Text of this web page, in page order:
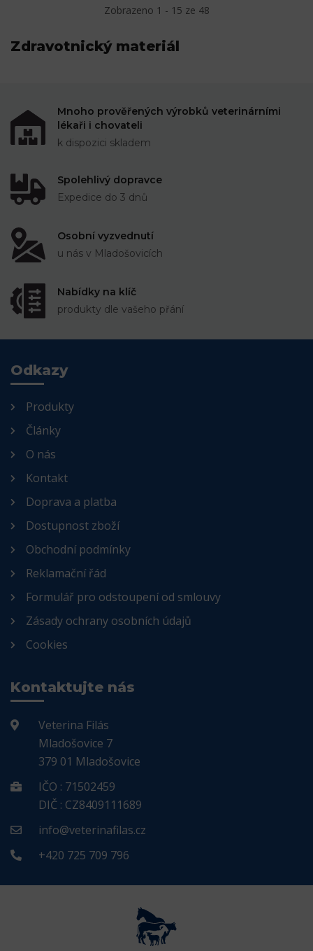
Zobrazeno 1 - 15 ze 48
Zdravotnický materiál
Mnoho prověřených výrobků veterinárními
lékaři i chovateli
k dispozici skladem
Spolehlivý dopravce
Expedice do 3 dnů
Osobní vyzvednutí
u nás v Mladošovicích
Nabídky na klíč
produkty dle vašeho přání
Odkazy
Produkty
Články
O nás
Kontakt
Doprava a platba
Dostupnost zboží
Obchodní podmínky
Reklamační řád
Formulář pro odstoupení od smlouvy
Zásady ochrany osobních údajů
Cookies
Kontaktujte nás
Veterina Filás
Mladošovice 7
379 01 Mladošovice
IČO : 71502459
DIČ : CZ8409111689
info@veterinafilas.cz
+420 725 709 796